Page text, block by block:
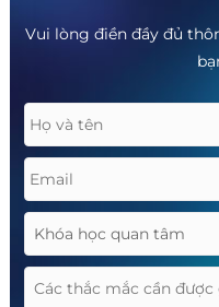
Vui lòng điền đầy đủ